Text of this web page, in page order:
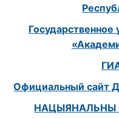
Официальный сайт
НАЦЫЯНАЛЬНЫ